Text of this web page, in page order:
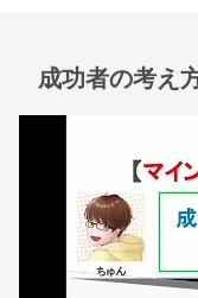
成功者の考え